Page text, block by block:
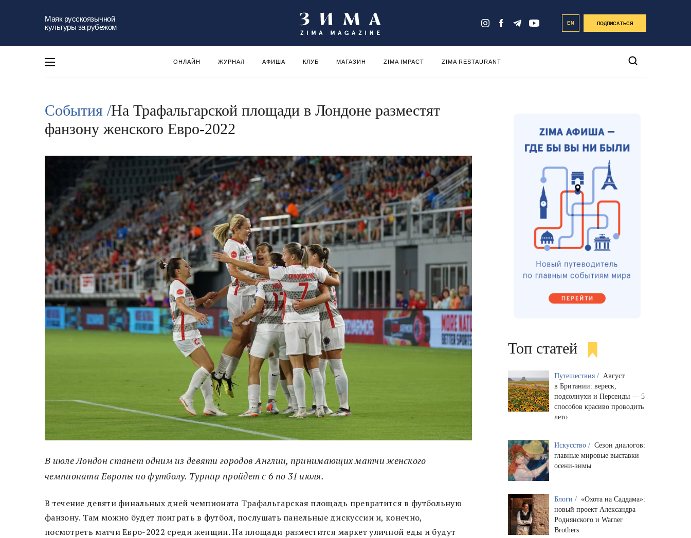
Маяк русскоязычной
культуры за рубежом
EN ПОДПИСАТЬСЯ
ОНЛАЙН ЖУРНАЛ АФИША КЛУБ МАГАЗИН ZIMA IMPACT ZIMA RESTAURANT
События /На Трафальгарской площади в Лондоне разместят
фанзону женского Евро-2022
В июле Лондон станет одним из девяти городов Англии, принимающих матчи женского
чемпионата Европы по футболу. Турнир пройдет с 6 по 31 июля.
В течение девяти финальных дней чемпионата Трафальгарская площадь превратится в футбольную
фанзону. Там можно будет поиграть в футбол, послушать панельные дискуссии и, конечно,
посмотреть матчи Евро-2022 среди женщин. На площади разместится маркет уличной еды и будут
Топ статей
Путешествия / Август
в Британии: вереск,
подсолнухи и Персеиды — 5
способов красиво проводить
лето
Искусство / Сезон диалогов:
главные мировые выставки
осени-зимы
Блоги / «Охота на Саддама»:
новый проект Александра
Роднянского и Warner
Brothers